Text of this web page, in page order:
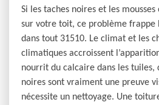
Si les taches noires et les
sur votre toit, ce problème frappe
dans tout 31510. Le climat et les
climatiques accroissent
nourrit du calcaire dans les tuiles,
noires sont vraiment une preuve
nécessite un nettoyage. Une